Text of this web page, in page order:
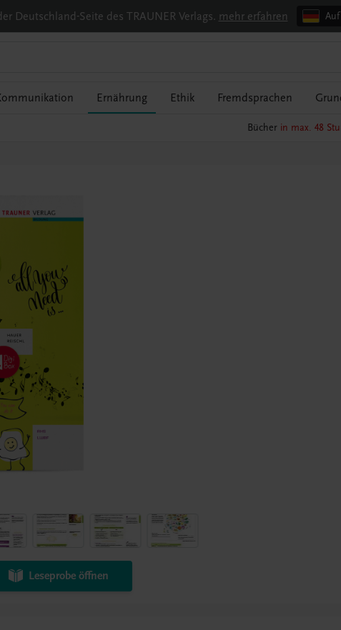
Deutschland-Seite des TRAUNER Verlags. mehr erfahren Auf
Ernährung Ethik Fremdsprachen
Bücher in max. 48
Leseprobe öffnen